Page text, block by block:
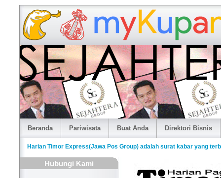
Beranda Pariwisata Buat Anda Direktori Bisnis
Harian Timor Express(Jawa Pos Group) adalah surat kabar yang
Hubungi Kami